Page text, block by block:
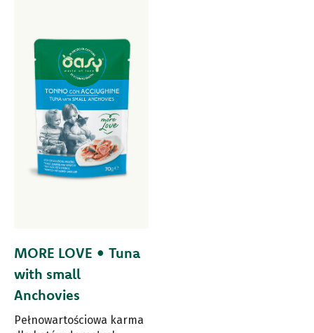
MORE LOVE • Tuna
with small
Anchovies
Pełnowartościowa karma